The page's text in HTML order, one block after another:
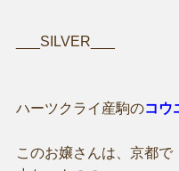
___SILVER___
ハーツクライ産駒のコウ
このお嬢さんは、京都